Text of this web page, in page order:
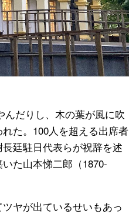
んだりし、木の葉が風に吹
た。100人を超える出席者
廷駐日代表らが祝辞を述
た山本悌二郎（1870-
ヤが出ているせいもあっ